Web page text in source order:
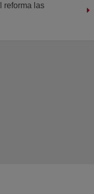
reforma las